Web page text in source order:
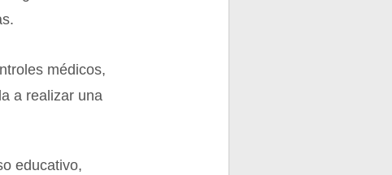
médicos,
a realizar una
educativo,